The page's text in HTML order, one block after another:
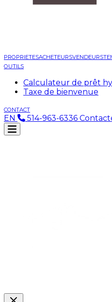
PROPRIETESACHETEURSVENDEURS
OUTILS
Calculateur de prêt
Taxe de bienvenue
CONTACT
EN 514-963-6336